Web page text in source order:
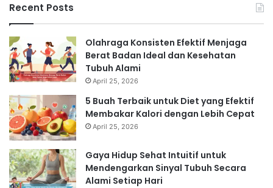
Recent Posts
Olahraga Konsisten Efektif Menjaga
Berat Badan Ideal dan Kesehatan
Tubuh Alami
April 25, 2026
5 Buah Terbaik untuk Diet yang Efektif
Membakar Kalori dengan Lebih Cepat
April 25, 2026
Gaya Hidup Sehat Intuitif untuk
Mendengarkan Sinyal Tubuh Secara
Alami Setiap Hari